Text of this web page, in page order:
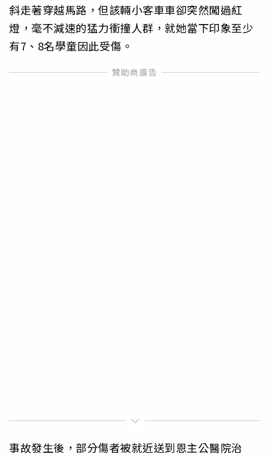
斜走著穿越馬路，但該輛小客車車卻突然闖過紅
燈，毫不減速的猛力衝撞人群，就她當下印象至少
有7、8名學童因此受傷。
事故發生後，部分傷者被就近送到恩主公醫院治